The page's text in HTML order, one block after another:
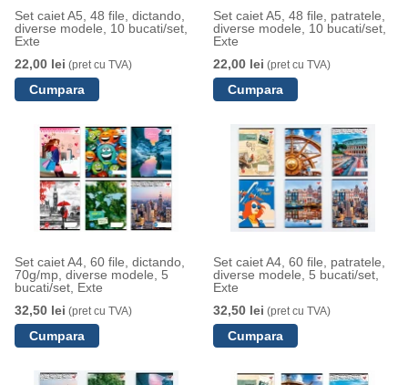
Set caiet A5, 48 file, dictando,
diverse modele, 10 bucati/set,
Exte
22,00 lei (pret cu TVA)
Set caiet A5, 48 file, patratele,
diverse modele, 10 bucati/set,
Exte
22,00 lei (pret cu TVA)
Set caiet A4, 60 file, dictando,
70g/mp, diverse modele, 5
bucati/set, Exte
32,50 lei (pret cu TVA)
Set caiet A4, 60 file, patratele,
diverse modele, 5 bucati/set,
Exte
32,50 lei (pret cu TVA)